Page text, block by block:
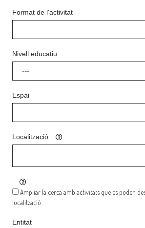
Format de l'activitat
Nivell educatiu
Espai
Localització
Ampliar la cerca amb activitats que es poden
localització
Entitat